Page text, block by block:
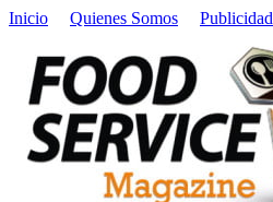
Inicio Quienes Somos Publicidad